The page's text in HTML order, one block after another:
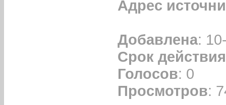
Адрес
Добавлена:
Срок действия
Голосов: 0
Просмотров: